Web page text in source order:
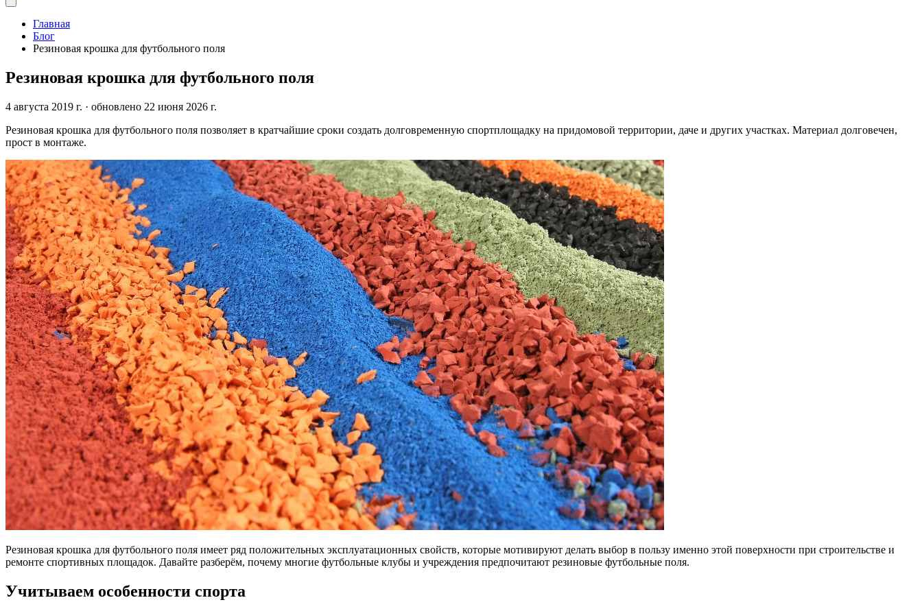
Главная
Блог
Резиновая крошка для футбольного поля
Резиновая крошка для футбольного поля
4 августа 2019 г. · обновлено 22 июня 2026 г.
Резиновая крошка для футбольного поля позволяет в кратчайшие сроки создать долговременную спортплощадку на придомовой территории, даче и других участках. Материал долговечен,
прост в монтаже.
Резиновая крошка для футбольного поля имеет ряд положительных эксплуатационных свойств, которые мотивируют делать выбор в пользу именно этой поверхности при строительстве и
ремонте спортивных площадок. Давайте разберём, почему многие футбольные клубы и учреждения предпочитают резиновые футбольные поля.
Учитываем особенности спорта